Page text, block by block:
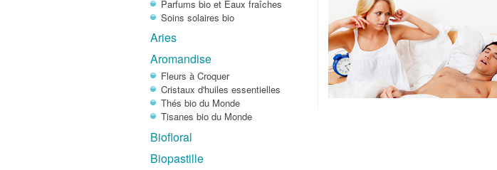
Parfums bio et Eaux fraîches
Soins solaires bio
Aries
Aromandise
Fleurs à Croquer
Cristaux d'huiles essentielles
Thés bio du Monde
Tisanes bio du Monde
Biofloral
Biopastille